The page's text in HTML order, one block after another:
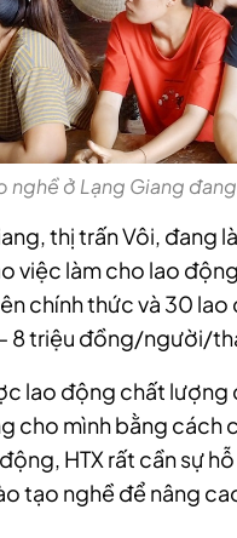
nghề ở Lạng Giang
thị trấn Vôi, đang
việc làm cho lao
chính thức và 30
8 triệu đồng/người/
lao động chất lượng
cho mình bằng cách
HTX rất cần sự
tạo nghề để nâng